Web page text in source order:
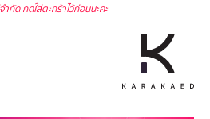
กัด กดใส่ตะกร้าไว้ก่อนนะคะ